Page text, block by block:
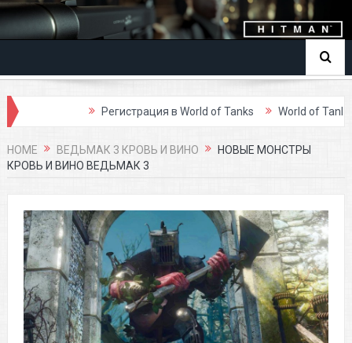
Регистрация в World of Tanks World of Tanks
HOME ВЕДЬМАК 3 КРОВЬ И ВИНО
НОВЫЕ МОНСТРЫ
КРОВЬ И ВИНО ВЕДЬМАК 3